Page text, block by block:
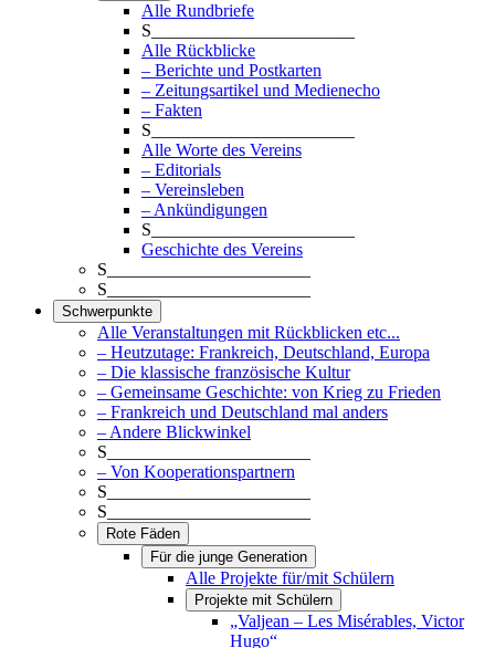
Alle Rundbriefe
S_______________________
Alle Rückblicke
– Berichte und Postkarten
– Zeitungsartikel und Medienecho
– Fakten
S_______________________
Alle Worte des Vereins
– Editorials
– Vereinsleben
– Ankündigungen
S_______________________
Geschichte des Vereins
S_______________________
S_______________________
Schwerpunkte
Alle Veranstaltungen mit Rückblicken etc...
– Heutzutage: Frankreich, Deutschland, Europa
– Die klassische französische Kultur
– Gemeinsame Geschichte: von Krieg zu Frieden
– Frankreich und Deutschland mal anders
– Andere Blickwinkel
S_______________________
– Von Kooperationspartnern
S_______________________
S_______________________
Rote Fäden
Für die junge Generation
Alle Projekte für/mit Schülern
Projekte mit Schülern
„Valjean – Les Misérables, Victor
Hugo“